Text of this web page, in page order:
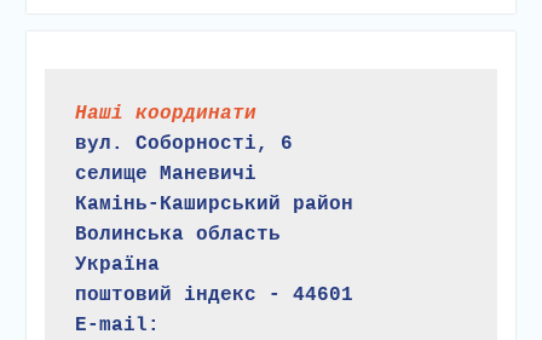
Наші координати
вул. Соборності, 6
селище Маневичі
Камінь-Каширський район
Волинська область
Україна
поштовий індекс - 44601
E-mail: